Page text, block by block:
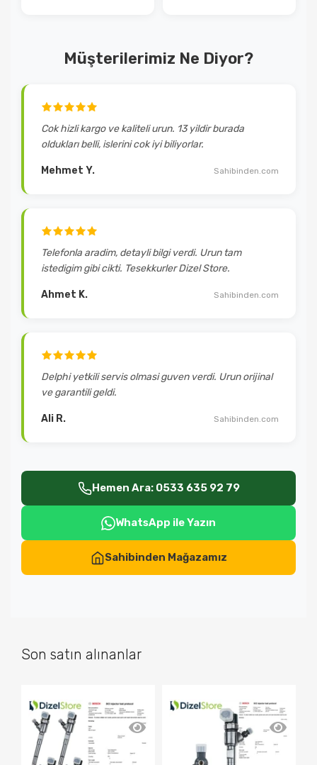
Müşterilerimiz Ne Diyor?
Cok hizli kargo ve kaliteli urun. 13 yildir burada
oldukları belli, islerini cok iyi biliyorlar.
Mehmet Y. Sahibinden.com
Telefonla aradim, detayli bilgi verdi. Urun tam
istedigim gibi cikti. Tesekkurler Dizel Store.
Ahmet K. Sahibinden.com
Delphi yetkili servis olmasi guven verdi. Urun orijinal
ve garantili geldi.
Ali R. Sahibinden.com
Hemen Ara: 0533 635 92 79
WhatsApp ile Yazın
Sahibinden Mağazamız
Son satın alınanlar